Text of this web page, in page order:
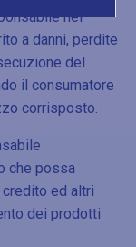
nei
a danni, perdite
del
il consumatore
corrisposto.
che possa
ed altri
dei prodotti